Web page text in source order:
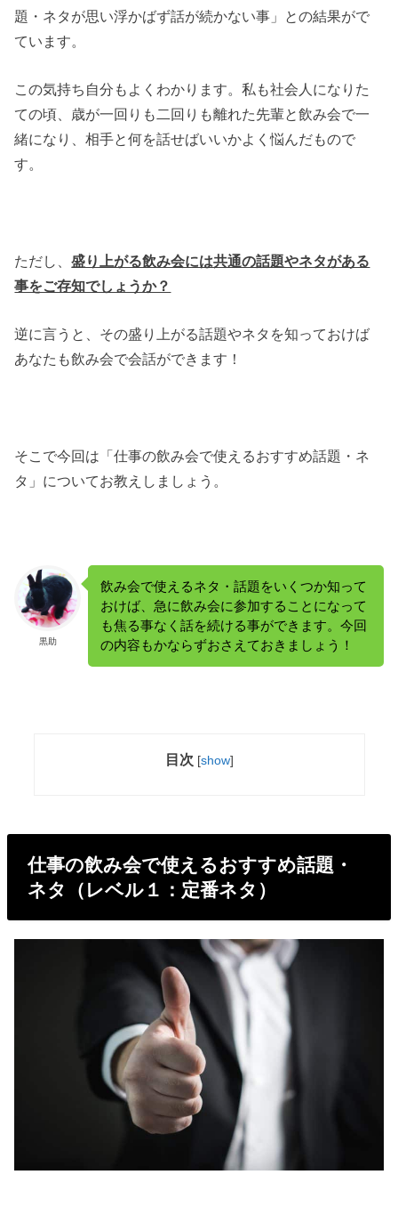
題・ネタが思い浮かばず話が続かない事」との結果がで
ています。
この気持ち自分もよくわかります。私も社会人になりた
ての頃、歳が一回りも二回りも離れた先輩と飲み会で一
緒になり、相手と何を話せばいいかよく悩んだもので
す。
ただし、盛り上がる飲み会には共通の話題やネタがある
事をご存知でしょうか？
逆に言うと、その盛り上がる話題やネタを知っておけば
あなたも飲み会で会話ができます！
そこで今回は「仕事の飲み会で使えるおすすめ話題・ネ
タ」についてお教えしましょう。
黒助
飲み会で使えるネタ・話題をいくつか知って
おけば、急に飲み会に参加することになって
も焦る事なく話を続ける事ができます。今回
の内容もかならずおさえておきましょう！
目次 [show]
仕事の飲み会で使えるおすすめ話題・
ネタ（レベル１：定番ネタ）